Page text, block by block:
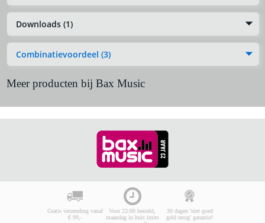
Downloads (1)
Combinatievoordeel (3)
Meer producten bij Bax Music
Gratis verzending vanaf
€ 99,-
Voor 23:00 besteld,
maandag in huis (mits
30 dagen 'niet goed
geld terug' garantie!